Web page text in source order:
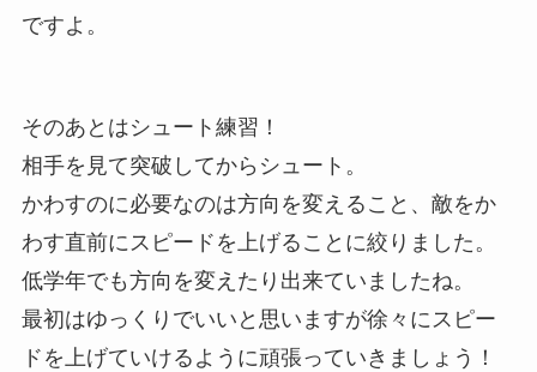
ですよ。
そのあとはシュート練習！
相手を見て突破してからシュート。
かわすのに必要なのは方向を変えること、敵をか
わす直前にスピードを上げることに絞りました。
低学年でも方向を変えたり出来ていましたね。
最初はゆっくりでいいと思いますが徐々にスピー
ドを上げていけるように頑張っていきましょう！